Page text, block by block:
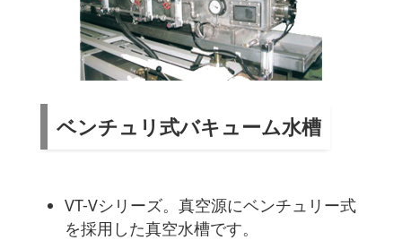
ベンチュリ式バキューム水槽
VT-Vシリーズ。真空源にベンチュリー式
を採用した真空水槽です。